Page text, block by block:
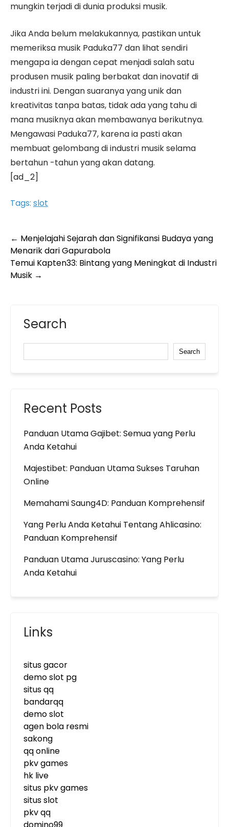
mungkin terjadi di dunia produksi musik.
Jika Anda belum melakukannya, pastikan untuk
memeriksa musik Paduka77 dan lihat sendiri
mengapa ia dengan cepat menjadi salah satu
produsen musik paling berbakat dan inovatif di
industri ini. Dengan suaranya yang unik dan
kreativitas tanpa batas, tidak ada yang tahu di
mana musiknya akan membawanya berikutnya.
Mengawasi Paduka77, karena ia pasti akan
membuat gelombang di industri musik selama
bertahun -tahun yang akan datang.
[ad_2]
Tags: slot
Post
navigation
← Menjelajahi Sejarah dan Signifikansi Budaya yang
Menarik dari Gapurabola
Temui Kapten33: Bintang yang Meningkat di Industri
Musik →
Search
Search
Recent Posts
Panduan Utama Gajibet: Semua yang Perlu
Anda Ketahui
Majestibet: Panduan Utama Sukses Taruhan
Online
Memahami Saung4D: Panduan Komprehensif
Yang Perlu Anda Ketahui Tentang Ahlicasino:
Panduan Komprehensif
Panduan Utama Juruscasino: Yang Perlu
Anda Ketahui
Links
situs gacor
demo slot pg
situs qq
bandarqq
demo slot
agen bola resmi
sakong
qq online
pkv games
hk live
situs pkv games
situs slot
pkv qq